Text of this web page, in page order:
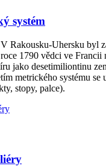
systém
Rakousku­‑Uhersku byl
1790 vědci ve
jako desetimiliontinu
metrického systému se
stopy, palce).